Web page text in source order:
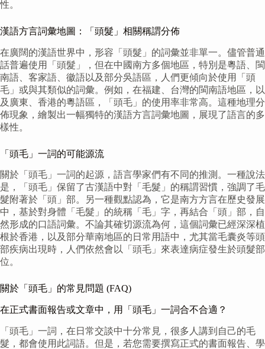
性。
漢語方言詞彙地圖：「頭髮」相關稱謂分佈
在廣闊的漢語世界中，形容「頭髮」的詞彙並非單一。儘管普通
話普遍使用「頭髮」，但在中國南方多個地區，特別是粵語、閩
南語、客家語、徽語以及部分吳語區，人們更傾向於使用「頭
毛」或與其類似的詞彙。例如，在福建、台灣的閩南語地區，以
及廣東、香港的粵語區，「頭毛」的使用率非常高。這種地理分
佈現象，繪製出一幅獨特的漢語方言詞彙地圖，展現了語言的多
樣性。
「頭毛」一詞的可能源流
關於「頭毛」一詞的起源，語言學家們有不同的推測。一種說法
是，「頭毛」保留了古漢語中對「毛髮」的稱謂習慣，強調了毛
髮附著於「頭」部。另一種觀點認為，它是南方方言在歷史發展
中，基於對身體「毛髮」的統稱「毛」字，再結合「頭」部，自
然形成的口語詞彙。不論其確切源流為何，這個詞彙已經深深植
根於香港，以及部分華南地區的日常用語中，尤其當毛囊炎等頭
部疾病出現時，人們依然會以「頭毛」來表達病症發生於頭髮部
位。
關於「頭毛」的常見問題 (FAQ)
在正式書面報告或文章中，用「頭毛」一詞合不合適？
「頭毛」一詞，在日常交談中十分常見，很多人講到自己的毛
髮，都會使用此詞語。但是，若您需要撰寫正式的書面報告、學